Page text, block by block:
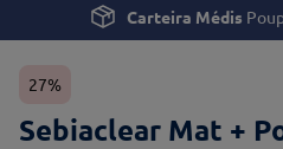
Carteira Médis
27%
Sebiaclear Mat +